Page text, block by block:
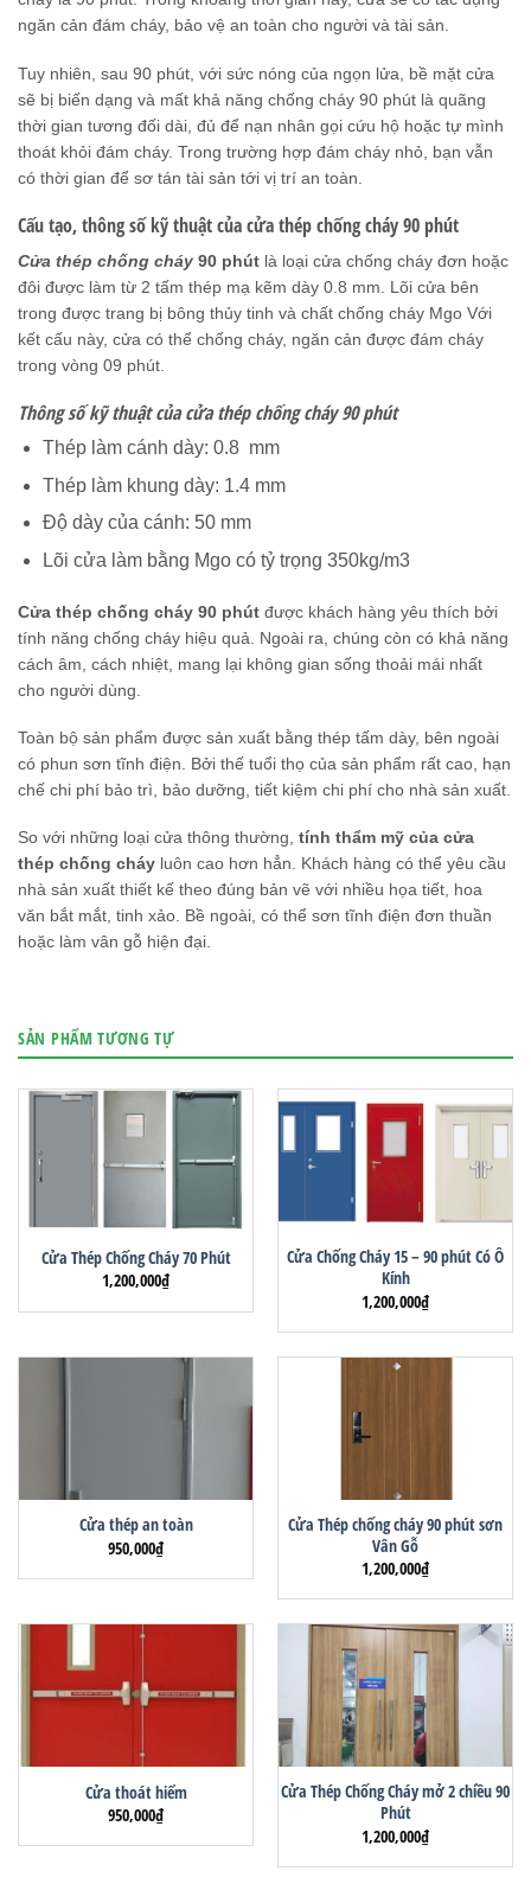
ngăn cản đám cháy, bảo vệ an toàn cho người và tài sản.
Tuy nhiên, sau 90 phút, với sức nóng của ngọn lửa, bề mặt cửa
sẽ bị biến dạng và mất khả năng chống cháy 90 phút là quãng
thời gian tương đối dài, đủ để nạn nhân gọi cứu hộ hoặc tự mình
thoát khỏi đám cháy. Trong trường hợp đám cháy nhỏ, bạn vẫn
có thời gian để sơ tán tài sản tới vị trí an toàn.
Cấu tạo, thông số kỹ thuật của cửa thép chống cháy 90 phút
Cửa thép chống cháy 90 phút là loại cửa chống cháy đơn hoặc
đôi được làm từ 2 tấm thép mạ kẽm dày 0.8 mm. Lõi cửa bên
trong được trang bị bông thủy tinh và chất chống cháy Mgo Với
kết cấu này, cửa có thể chống cháy, ngăn cản được đám cháy
trong vòng 09 phút.
Thông số kỹ thuật của cửa thép chống cháy 90 phút
Thép làm cánh dày: 0.8 mm
Thép làm khung dày: 1.4 mm
Độ dày của cánh: 50 mm
Lõi cửa làm bằng Mgo có tỷ trọng 350kg/m3
Cửa thép chống cháy 90 phút được khách hàng yêu thích bởi
tính năng chống cháy hiệu quả. Ngoài ra, chúng còn có khả năng
cách âm, cách nhiệt, mang lại không gian sống thoải mái nhất
cho người dùng.
Toàn bộ sản phẩm được sản xuất bằng thép tấm dày, bên ngoài
có phun sơn tĩnh điện. Bởi thế tuổi thọ của sản phẩm rất cao, hạn
chế chi phí bảo trì, bảo dưỡng, tiết kiệm chi phí cho nhà sản xuất.
So với những loại cửa thông thường, tính thẩm mỹ của cửa
thép chống cháy luôn cao hơn hẳn. Khách hàng có thể yêu cầu
nhà sản xuất thiết kế theo đúng bản vẽ với nhiều họa tiết, hoa
văn bắt mắt, tinh xảo. Bề ngoài, có thể sơn tĩnh điện đơn thuần
hoặc làm vân gỗ hiện đại.
SẢN PHẨM TƯƠNG TỰ
Cửa Thép Chống Cháy 70 Phút
1,200,000₫
Cửa Chống Cháy 15 – 90 phút Có Ô
Kính
1,200,000₫
Cửa thép an toàn
950,000₫
Cửa Thép chống cháy 90 phút sơn
Vân Gỗ
1,200,000₫
Cửa thoát hiểm
950,000₫
Cửa Thép Chống Cháy mở 2 chiều 90
Phút
1,200,000₫